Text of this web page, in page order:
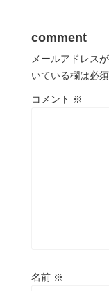
comment
メールアドレス
いている欄は必
コメント ※
名前 ※